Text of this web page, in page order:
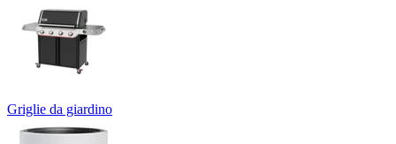
Griglie da giardino